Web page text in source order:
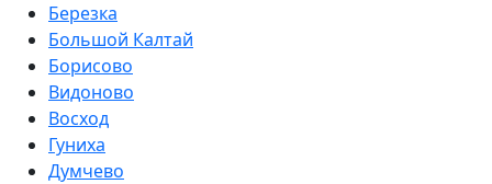
Березка
Большой Калтай
Борисово
Видоново
Восход
Гуниха
Думчево